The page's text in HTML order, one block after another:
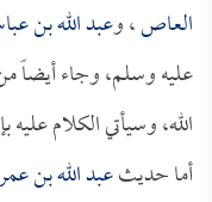
العاص، وعبد الله بن
عليه وسلم، وجاء
الله، وسيأتي الكلام عليه
أما حديثعبد الله بن